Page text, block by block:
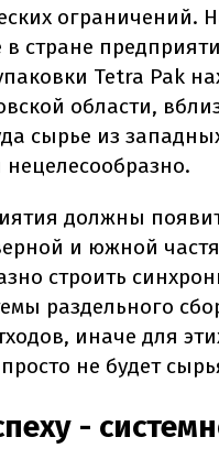
ограничений.
в стране
Tetra Pak
области,
сырье из
должны
и южной
строить
раздельного
иначе для
не будет
-